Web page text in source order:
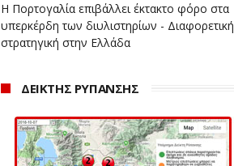
Η Πορτογαλία επιβάλλει έκτακτο φόρο στα
υπερκέρδη των διυλιστηρίων - Διαφορετική
στρατηγική στην Ελλάδα
ΔΕΙΚΤΗΣ ΡΥΠΑΝΣΗΣ